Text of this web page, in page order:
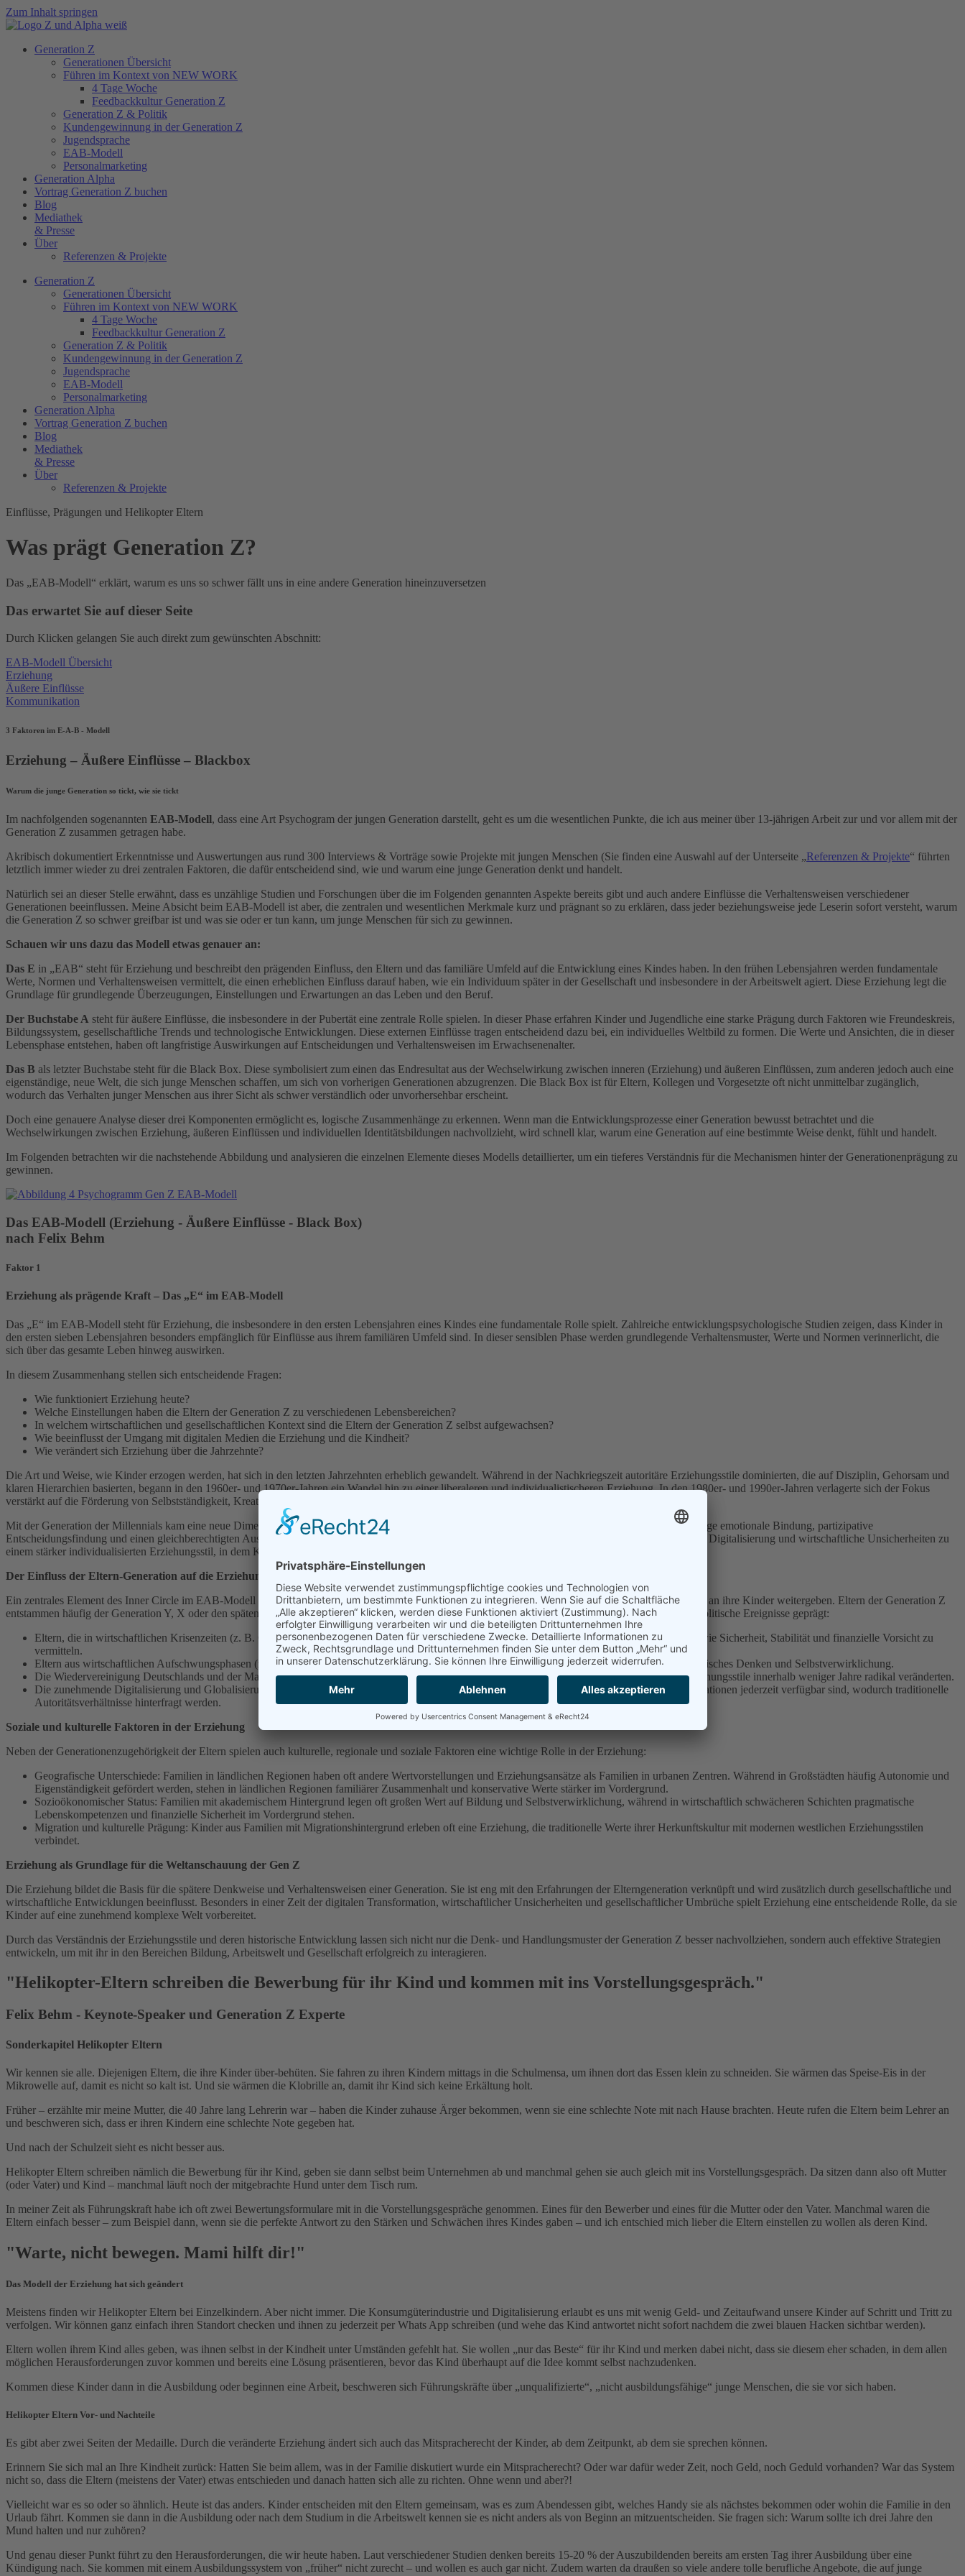
Zum Inhalt springen
Generation Z
Generationen Übersicht
Führen im Kontext von NEW WORK
4 Tage Woche
Feedbackkultur Generation Z
Generation Z & Politik
Kundengewinnung in der Generation Z
Jugendsprache
EAB-Modell
Personalmarketing
Generation Alpha
Vortrag Generation Z buchen
Blog
Mediathek
& Presse
Über
Referenzen & Projekte
Generation Z
Generationen Übersicht
Führen im Kontext von NEW WORK
4 Tage Woche
Feedbackkultur Generation Z
Generation Z & Politik
Kundengewinnung in der Generation Z
Jugendsprache
EAB-Modell
Personalmarketing
Generation Alpha
Vortrag Generation Z buchen
Blog
Mediathek
& Presse
Über
Referenzen & Projekte
Einflüsse, Prägungen und Helikopter Eltern
Was prägt Generation Z?
Das „EAB-Modell“ erklärt, warum es uns so schwer fällt uns in eine andere Generation hineinzuversetzen
Das erwartet Sie auf dieser Seite
Durch Klicken gelangen Sie auch direkt zum gewünschten Abschnitt:
EAB-Modell Übersicht
Erziehung
Äußere Einflüsse
Kommunikation
3 Faktoren im E-A-B - Modell
Erziehung – Äußere Einflüsse – Blackbox
Warum die junge Generation so tickt, wie sie tickt
Im nachfolgenden sogenannten EAB-Modell, dass eine Art Psychogram der jungen Generation darstellt, geht es um die wesentlichen Punkte, die ich aus meiner über 13-jährigen Arbeit zur und vor allem mit der
Generation Z zusammen getragen habe.
Akribisch dokumentiert Erkenntnisse und Auswertungen aus rund 300 Interviews & Vorträge sowie Projekte mit jungen Menschen (Sie finden eine Auswahl auf der Unterseite „Referenzen & Projekte“ führten
letztlich immer wieder zu drei zentralen Faktoren, die dafür entscheidend sind, wie und warum eine junge Generation denkt und handelt.
Natürlich sei an dieser Stelle erwähnt, dass es unzählige Studien und Forschungen über die im Folgenden genannten Aspekte bereits gibt und auch andere Einflüsse die Verhaltensweisen verschiedener
Generationen beeinflussen. Meine Absicht beim EAB-Modell ist aber, die zentralen und wesentlichen Merkmale kurz und prägnant so zu erklären, dass jeder beziehungsweise jede Leserin sofort versteht, warum
die Generation Z so schwer greifbar ist und was sie oder er tun kann, um junge Menschen für sich zu gewinnen.
Schauen wir uns dazu das Modell etwas genauer an:
Das E in „EAB“ steht für Erziehung und beschreibt den prägenden Einfluss, den Eltern und das familiäre Umfeld auf die Entwicklung eines Kindes haben. In den frühen Lebensjahren werden fundamentale
Werte, Normen und Verhaltensweisen vermittelt, die einen erheblichen Einfluss darauf haben, wie ein Individuum später in der Gesellschaft und insbesondere in der Arbeitswelt agiert. Diese Erziehung legt die
Grundlage für grundlegende Überzeugungen, Einstellungen und Erwartungen an das Leben und den Beruf.
Der Buchstabe A steht für äußere Einflüsse, die insbesondere in der Pubertät eine zentrale Rolle spielen. In dieser Phase erfahren Kinder und Jugendliche eine starke Prägung durch Faktoren wie Freundeskreis,
Bildungssystem, gesellschaftliche Trends und technologische Entwicklungen. Diese externen Einflüsse tragen entscheidend dazu bei, ein individuelles Weltbild zu formen. Die Werte und Ansichten, die in dieser
Lebensphase entstehen, haben oft langfristige Auswirkungen auf Entscheidungen und Verhaltensweisen im Erwachsenenalter.
Das B als letzter Buchstabe steht für die Black Box. Diese symbolisiert zum einen das Endresultat aus der Wechselwirkung zwischen inneren (Erziehung) und äußeren Einflüssen, zum anderen jedoch auch eine
eigenständige, neue Welt, die sich junge Menschen schaffen, um sich von vorherigen Generationen abzugrenzen. Die Black Box ist für Eltern, Kollegen und Vorgesetzte oft nicht unmittelbar zugänglich,
wodurch das Verhalten junger Menschen aus ihrer Sicht als schwer verständlich oder unvorhersehbar erscheint.
Doch eine genauere Analyse dieser drei Komponenten ermöglicht es, logische Zusammenhänge zu erkennen. Wenn man die Entwicklungsprozesse einer Generation bewusst betrachtet und die
Wechselwirkungen zwischen Erziehung, äußeren Einflüssen und individuellen Identitätsbildungen nachvollzieht, wird schnell klar, warum eine Generation auf eine bestimmte Weise denkt, fühlt und handelt.
Im Folgenden betrachten wir die nachstehende Abbildung und analysieren die einzelnen Elemente dieses Modells detaillierter, um ein tieferes Verständnis für die Mechanismen hinter der Generationenprägung zu
gewinnen.
Das EAB-Modell (Erziehung - Äußere Einflüsse - Black Box)
nach Felix Behm
Faktor 1
Erziehung als prägende Kraft – Das „E“ im EAB-Modell
Das „E“ im EAB-Modell steht für Erziehung, die insbesondere in den ersten Lebensjahren eines Kindes eine fundamentale Rolle spielt. Zahlreiche entwicklungspsychologische Studien zeigen, dass Kinder in
den ersten sieben Lebensjahren besonders empfänglich für Einflüsse aus ihrem familiären Umfeld sind. In dieser sensiblen Phase werden grundlegende Verhaltensmuster, Werte und Normen verinnerlicht, die
sich über das gesamte Leben hinweg auswirken.
In diesem Zusammenhang stellen sich entscheidende Fragen:
Wie funktioniert Erziehung heute?
Welche Einstellungen haben die Eltern der Generation Z zu verschiedenen Lebensbereichen?
In welchem wirtschaftlichen und gesellschaftlichen Kontext sind die Eltern der Generation Z selbst aufgewachsen?
Wie beeinflusst der Umgang mit digitalen Medien die Erziehung und die Kindheit?
Wie verändert sich Erziehung über die Jahrzehnte?
Die Art und Weise, wie Kinder erzogen werden, hat sich in den letzten Jahrzehnten erheblich gewandelt. Während in der Nachkriegszeit autoritäre Erziehungsstile dominierten, die auf Disziplin, Gehorsam und
klaren Hierarchien basierten, begann in den 1960er- und 1970er-Jahren ein Wandel hin zu einer liberaleren und individualistischeren Erziehung. In den 1980er- und 1990er-Jahren verlagerte sich der Fokus
verstärkt auf die Förderung von Selbstständigkeit, Kreativität und Eigenverantwortung.
Mit der Generation der Millennials kam eine neue Dimension hinzu:die partnerschaftliche Erziehung
. Eltern dieser Zeit legen vermehrt Wert auf eine enge emotionale Bindung, partizipative
Entscheidungsfindung und einen gleichberechtigten Austausch mit ihren Kindern. Gleichzeitig führen gesellschaftliche Entwicklungen wie Globalisierung, Digitalisierung und wirtschaftliche Unsicherheiten zu
einem stärker individualisierten Erziehungsstil, in dem Kinder früh lernen, sich selbst zu behaupten und eigene Wege zu gehen.
Der Einfluss der Eltern-Generation auf die Erziehung der Generation Z
Ein zentrales Element des Inner Circle im EAB-Modell ist die Herkunft und Prägung der Eltern, die maßgeblich beeinflusst, welche Werte und Normen sie an ihre Kinder weitergeben. Eltern der Generation Z
entstammen häufig der Generation Y, X oder den späten Babyboomern und sind damit durch ganz unterschiedliche gesellschaftliche, wirtschaftliche und politische Ereignisse geprägt:
Eltern, die in wirtschaftlichen Krisenzeiten (z. B. Ölkrise, Dotcom-Blase, Finanzkrise 2008) aufgewachsen sind, neigen dazu, ihren Kindern Werte wie Sicherheit, Stabilität und finanzielle Vorsicht zu
vermitteln.
Eltern aus wirtschaftlichen Aufschwungsphasen (z. B. 1980er- und 1990er-Jahre in Deutschland) hingegen fördern häufig Optimismus, unternehmerisches Denken und Selbstverwirklichung.
Die Wiedervereinigung Deutschlands und der Mauerfall beeinflussten besonders Familien in Ostdeutschland, wo sich die Lebensrealitäten und Erziehungsstile innerhalb weniger Jahre radikal veränderten.
Die zunehmende Digitalisierung und Globalisierung verändert die Art der Erziehung grundlegend – Kinder wachsen in einer Welt auf, in der Informationen jederzeit verfügbar sind, wodurch traditionelle
Autoritätsverhältnisse hinterfragt werden.
Soziale und kulturelle Faktoren in der Erziehung
Neben der Generationenzugehörigkeit der Eltern spielen auch kulturelle, regionale und soziale Faktoren eine wichtige Rolle in der Erziehung:
Geografische Unterschiede: Familien in ländlichen Regionen haben oft andere Wertvorstellungen und Erziehungsansätze als Familien in urbanen Zentren. Während in Großstädten häufig Autonomie und
Eigenständigkeit gefördert werden, stehen in ländlichen Regionen familiärer Zusammenhalt und konservative Werte stärker im Vordergrund.
Sozioökonomischer Status: Familien mit akademischem Hintergrund legen oft großen Wert auf Bildung und Selbstverwirklichung, während in wirtschaftlich schwächeren Schichten pragmatische
Lebenskompetenzen und finanzielle Sicherheit im Vordergrund stehen.
Migration und kulturelle Prägung: Kinder aus Familien mit Migrationshintergrund erleben oft eine Erziehung, die traditionelle Werte ihrer Herkunftskultur mit modernen westlichen Erziehungsstilen
verbindet.
Erziehung als Grundlage für die Weltanschauung der Gen Z
Die Erziehung bildet die Basis für die spätere Denkweise und Verhaltensweisen einer Generation. Sie ist eng mit den Erfahrungen der Elterngeneration verknüpft und wird zusätzlich durch gesellschaftliche und
wirtschaftliche Entwicklungen beeinflusst. Besonders in einer Zeit der digitalen Transformation, wirtschaftlicher Unsicherheiten und gesellschaftlicher Umbrüche spielt Erziehung eine entscheidende Rolle, da sie
Kinder auf eine zunehmend komplexe Welt vorbereitet.
Durch das Verständnis der Erziehungsstile und deren historische Entwicklung lassen sich nicht nur die Denk- und Handlungsmuster der Generation Z besser nachvollziehen, sondern auch effektive Strategien
entwickeln, um mit ihr in den Bereichen Bildung, Arbeitswelt und Gesellschaft erfolgreich zu interagieren.
"Helikopter-Eltern schreiben die Bewerbung für ihr Kind und kommen mit ins Vorstellungsgespräch."
Felix Behm - Keynote-Speaker und Generation Z Experte
Sonderkapitel Helikopter Eltern
Wir kennen sie alle. Diejenigen Eltern, die ihre Kinder über-behüten. Sie fahren zu ihren Kindern mittags in die Schulmensa, um ihnen dort das Essen klein zu schneiden. Sie wärmen das Speise-Eis in der
Mikrowelle auf, damit es nicht so kalt ist. Und sie wärmen die Klobrille an, damit ihr Kind sich keine Erkältung holt.
Früher – erzählte mir meine Mutter, die 40 Jahre lang Lehrerin war – haben die Kinder zuhause Ärger bekommen, wenn sie eine schlechte Note mit nach Hause brachten. Heute rufen die Eltern beim Lehrer an
und beschweren sich, dass er ihren Kindern eine schlechte Note gegeben hat.
Und nach der Schulzeit sieht es nicht besser aus.
Helikopter Eltern schreiben nämlich die Bewerbung für ihr Kind, geben sie dann selbst beim Unternehmen ab und manchmal gehen sie auch gleich mit ins Vorstellungsgespräch. Da sitzen dann also oft Mutter
(oder Vater) und Kind – manchmal läuft noch der mitgebrachte Hund unter dem Tisch rum.
In meiner Zeit als Führungskraft habe ich oft zwei Bewertungsformulare mit in die Vorstellungsgespräche genommen. Eines für den Bewerber und eines für die Mutter oder den Vater. Manchmal waren die
Eltern einfach besser – zum Beispiel dann, wenn sie die perfekte Antwort zu den Stärken und Schwächen ihres Kindes gaben – und ich entschied mich lieber die Eltern einstellen zu wollen als deren Kind.
"Warte, nicht bewegen. Mami hilft dir!"
Das Modell der Erziehung hat sich geändert
Meistens finden wir Helikopter Eltern bei Einzelkindern. Aber nicht immer. Die Konsumgüterindustrie und Digitalisierung erlaubt es uns mit wenig Geld- und Zeitaufwand unsere Kinder auf Schritt und Tritt zu
verfolgen. Wir können ganz einfach ihren Standort checken und ihnen zu jederzeit per Whats App schreiben (und wehe das Kind antwortet nicht sofort nachdem die zwei blauen Hacken sichtbar werden).
Eltern wollen ihrem Kind alles geben, was ihnen selbst in der Kindheit unter Umständen gefehlt hat. Sie wollen „nur das Beste“ für ihr Kind und merken dabei nicht, dass sie diesem eher schaden, in dem allen
möglichen Herausforderungen zuvor kommen und bereits eine Lösung präsentieren, bevor das Kind überhaupt auf die Idee kommt selbst nachzudenken.
Kommen diese Kinder dann in die Ausbildung oder beginnen eine Arbeit, beschweren sich Führungskräfte über „unqualifizierte“, „nicht ausbildungsfähige“ junge Menschen, die sie vor sich haben.
Helikopter Eltern Vor- und Nachteile
Es gibt aber zwei Seiten der Medaille. Durch die veränderte Erziehung ändert sich auch das Mitspracherecht der Kinder, ab dem Zeitpunkt, ab dem sie sprechen können.
Erinnern Sie sich mal an Ihre Kindheit zurück: Hatten Sie beim allem, was in der Familie diskutiert wurde ein Mitspracherecht? Oder war dafür weder Zeit, noch Geld, noch Geduld vorhanden? War das System
nicht so, dass die Eltern (meistens der Vater) etwas entschieden und danach hatten sich alle zu richten. Ohne wenn und aber?!
Vielleicht war es so oder so ähnlich. Heute ist das anders. Kinder entscheiden mit den Eltern gemeinsam, was es zum Abendessen gibt, welches Handy sie als nächstes bekommen oder wohin die Familie in den
Urlaub fährt. Kommen sie dann in die Ausbildung oder nach dem Studium in die Arbeitswelt kennen sie es nicht anders als von Beginn an mitzuentscheiden. Sie fragen sich: Warum sollte ich drei Jahre den
Mund halten und nur zuhören?
Und genau dieser Punkt führt zu den Herausforderungen, die wir heute haben. Laut verschiedener Studien denken bereits 15-20 % der Auszubildenden bereits am ersten Tag ihrer Ausbildung über eine
Kündigung nach. Sie kommen mit einem Ausbildungssystem von „früher“ nicht zurecht – und wollen es auch gar nicht. Zudem warten da draußen so viele andere tolle berufliche Angebote, die auf junge